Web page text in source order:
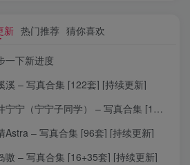
新 热门推荐 猜你喜欢
一下新进度
溪 – 写真合集 [122套] [持续更新]
宁（宁宁子同学） – 写真合集 [156套] [持续更新]
Astra – 写真合集 [96套] [持续更新]
嗷 – 写真合集 [16+35套] [持续更新]